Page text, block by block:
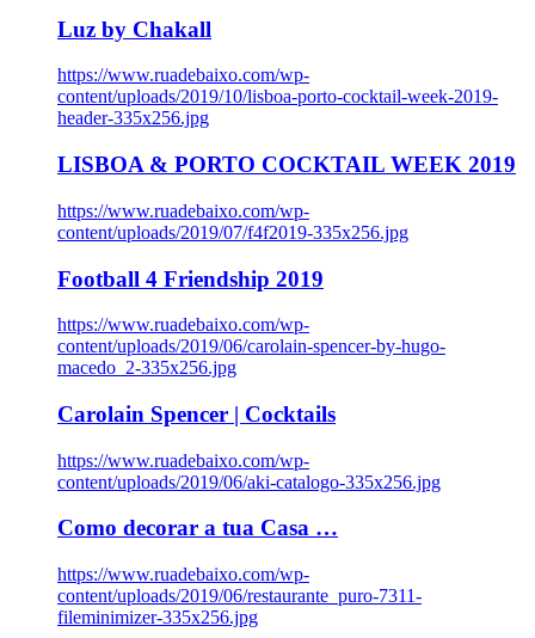
Luz by Chakall
https://www.ruadebaixo.com/wp-
content/uploads/2019/10/lisboa-porto-cocktail-week-2019-
header-335x256.jpg
LISBOA & PORTO COCKTAIL WEEK 2019
https://www.ruadebaixo.com/wp-
content/uploads/2019/07/f4f2019-335x256.jpg
Football 4 Friendship 2019
https://www.ruadebaixo.com/wp-
content/uploads/2019/06/carolain-spencer-by-hugo-
macedo_2-335x256.jpg
Carolain Spencer | Cocktails
https://www.ruadebaixo.com/wp-
content/uploads/2019/06/aki-catalogo-335x256.jpg
Como decorar a tua Casa …
https://www.ruadebaixo.com/wp-
content/uploads/2019/06/restaurante_puro-7311-
fileminimizer-335x256.jpg